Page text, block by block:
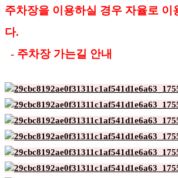
주차장을 이용하실 경우 자율로 이
다.
- 주차장 가는길 안내